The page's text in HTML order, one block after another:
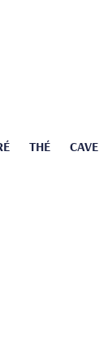
THÉ CAVE